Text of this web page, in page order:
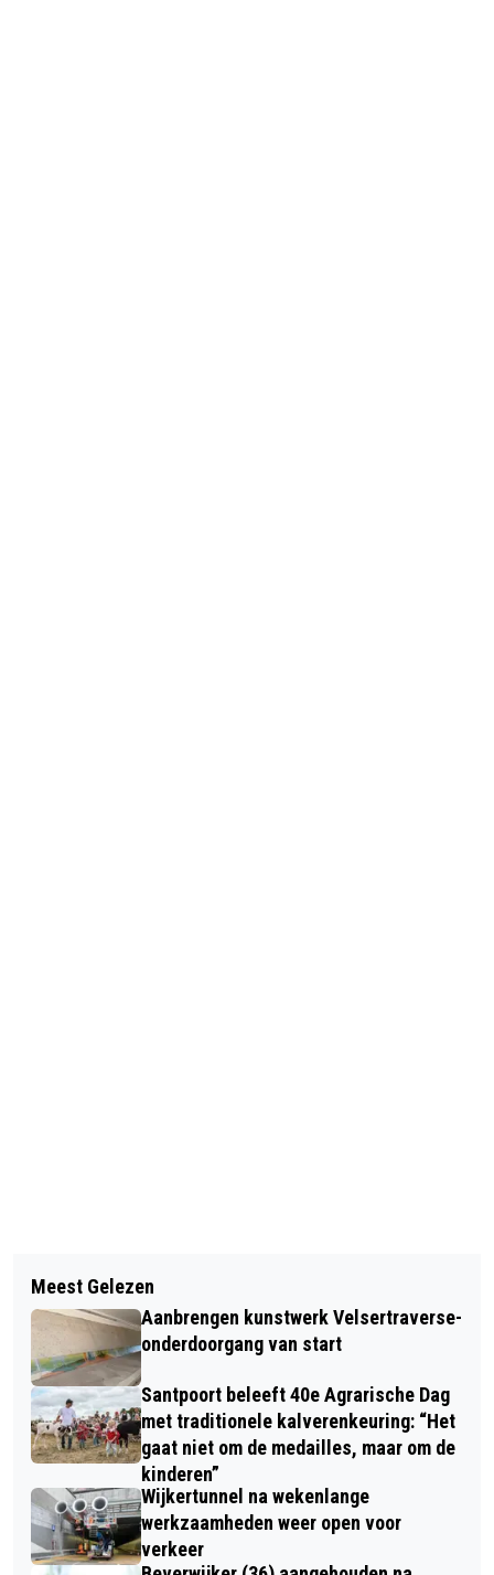
HAARLEM OPENT DEUREN VOOR
GROOTSTE INCLUSIEVE SPORTFEEST
VAN NEDERLAND: INDRUKWEKKENDE
START VAN DE SPECIAL OLYMPICS
NATIONALE SPELEN 2026
WOEDE OVER FINANCIEEL EXTRAATJE
VOOR TATA-TOP: “MOEILIJK TE
VERKROPPEN IN DEZE TIJD”
Meest Gelezen
Aanbrengen kunstwerk Velsertraverse-
onderdoorgang van start
Santpoort beleeft 40e Agrarische Dag
met traditionele kalverenkeuring: “Het
gaat niet om de medailles, maar om de
kinderen”
Wijkertunnel na wekenlange
werkzaamheden weer open voor
verkeer